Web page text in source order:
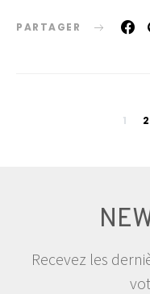
PARTAGER
1 2
Recevez les